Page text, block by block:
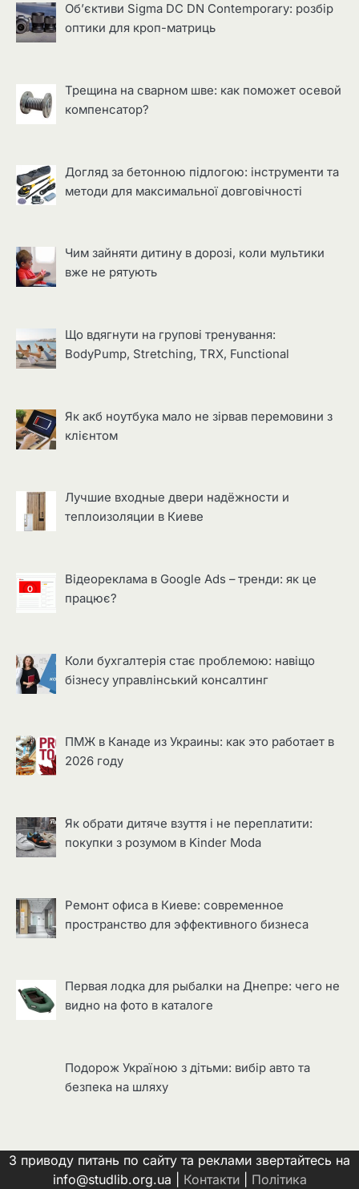
Об’єктиви Sigma DC DN Contemporary: розбір
оптики для кроп-матриць
Трещина на сварном шве: как поможет осевой
компенсатор?
Догляд за бетонною підлогою: інструменти та
методи для максимальної довговічності
Чим зайняти дитину в дорозі, коли мультики
вже не рятують
Що вдягнути на групові тренування:
BodyPump, Stretching, TRX, Functional
Як акб ноутбука мало не зірвав перемовини з
клієнтом
Лучшие входные двери надёжности и
теплоизоляции в Киеве
Відеореклама в Google Ads – тренди: як це
працює?
Коли бухгалтерія стає проблемою: навіщо
бізнесу управлінський консалтинг
ПМЖ в Канаде из Украины: как это работает в
2026 году
Як обрати дитяче взуття і не переплатити:
покупки з розумом в Kinder Moda
Ремонт офиса в Киеве: современное
пространство для эффективного бизнеса
Первая лодка для рыбалки на Днепре: чего не
видно на фото в каталоге
Подорож Україною з дітьми: вибір авто та
безпека на шляху
З приводу питань по сайту та реклами звертайтесь на
info@studlib.org.ua | Контакти| Політика